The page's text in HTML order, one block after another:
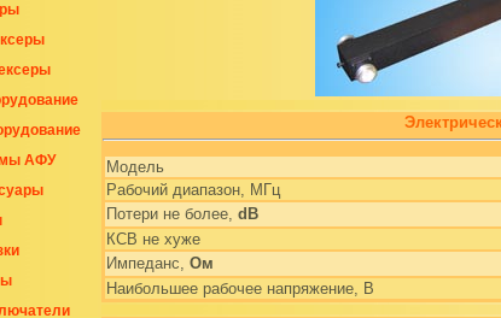
АФУ
Модель
Рабочий диапазон, МГц
Потери не более, dB
КСВ не хуже
Импеданс, Ом
Наибольшее рабочее напряжение, B